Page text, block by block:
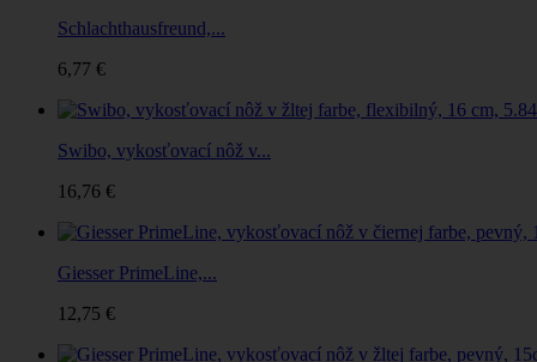
Schlachthausfreund,...
6,77 €
Swibo, vykosťovací nôž v...
16,76 €
Giesser PrimeLine,...
12,75 €